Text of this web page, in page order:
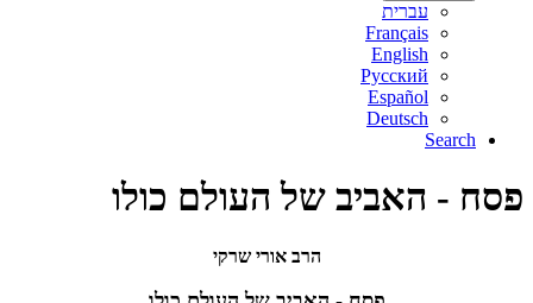
עברית
Français
English
Русский
Español
Deutsch
Search
פסח - האביב של העולם כולו
הרב אורי שרקי